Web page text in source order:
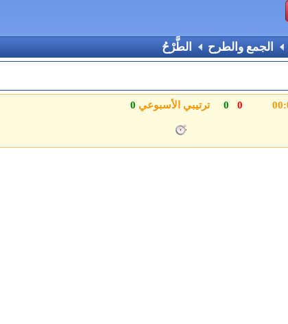
الجمع والطرح الطَّرْحُ
0
0 ترتيبي الأسبوعي 0